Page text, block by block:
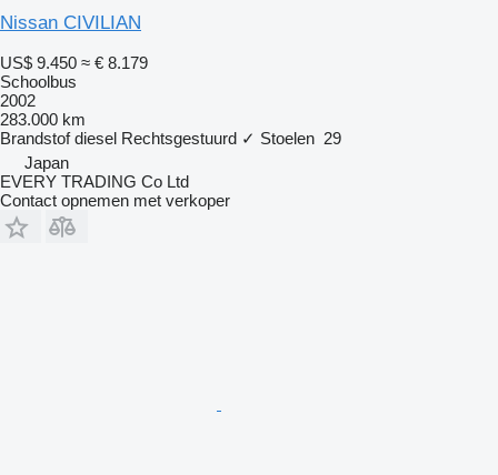
Nissan CIVILIAN
US$ 9.450 ≈ € 8.179
Schoolbus
2002
283.000 km
Brandstof diesel Rechtsgestuurd ✓ Stoelen 29
Japan
EVERY TRADING Co Ltd
Contact opnemen met verkoper